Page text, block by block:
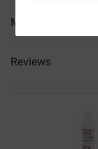
Mehr Produktinfos
Reviews